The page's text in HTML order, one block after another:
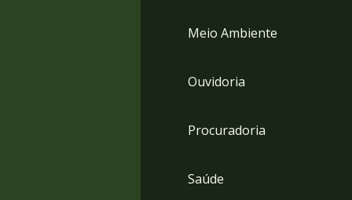
Meio Ambiente
Ouvidoria
Procuradoria
Saúde